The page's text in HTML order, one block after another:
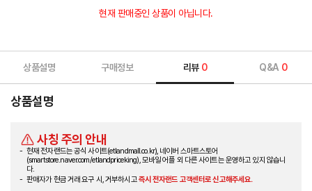
현재 판매중인 상품이 아닙니다.
상품설명 구매정보 리뷰 0 Q&A 0
상품설명
사칭 주의 안내
현재 전자랜드는 공식 사이트(etlandmall.co.kr), 네이버 스마트스토어
(smartstore.naver.com/etlandpriceking), 모바일 어플 외 다른 사이트는 운영하고 있지 않습니
다.
판매자가 현금 거래 요구 시, 거부하시고즉시 전자랜드 고객센터로 신고해주세요.